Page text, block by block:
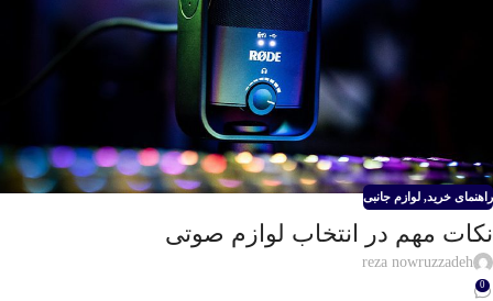
راهنمای خرید, لوازم جانبی
نکات مهم در انتخاب لوازم صوتی
reza nowruzzadeh
0